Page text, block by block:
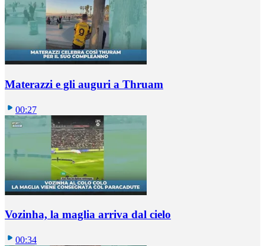
Materazzi e gli auguri a Thruam
00:27
Vozinha, la maglia arriva dal cielo
00:34